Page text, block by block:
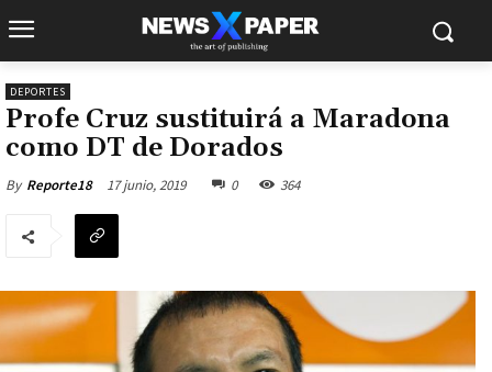
DEPORTES
Profe Cruz sustituirá a Maradona
como DT de Dorados
By Reporte18 17 junio, 2019 0 364